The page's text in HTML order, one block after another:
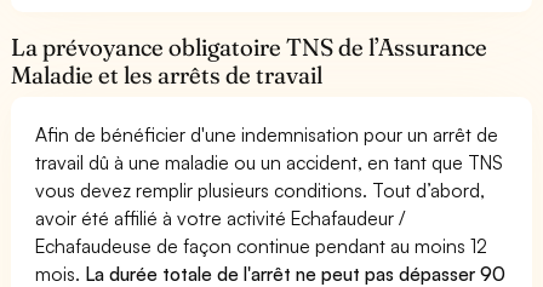
La prévoyance obligatoire TNS de l’Assurance
Maladie et les arrêts de travail
Afin de bénéficier d'une indemnisation pour un arrêt de
travail dû à une maladie ou un accident, en tant que TNS
vous devez remplir plusieurs conditions. Tout d’abord,
avoir été affilié à votre activité Echafaudeur /
Echafaudeuse de façon continue pendant au moins 12
mois. La durée totale de l'arrêt ne peut pas dépasser 90